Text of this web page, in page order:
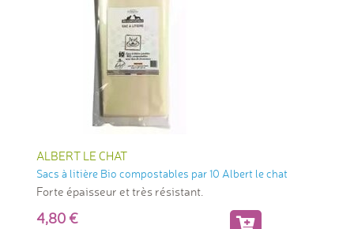
ALBERT LE CHAT
Sacs à litière Bio compostables par 10 Albert le chat
Forte épaisseur et très résistant.
4,80